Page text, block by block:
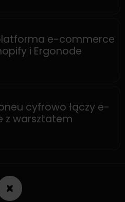
e-commerce
i Ergonode
cyfrowo łączy e-
z warsztatem